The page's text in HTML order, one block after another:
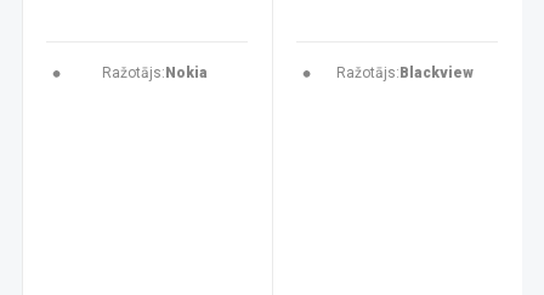
Ražotājs: Nokia Ražotājs: Blackview